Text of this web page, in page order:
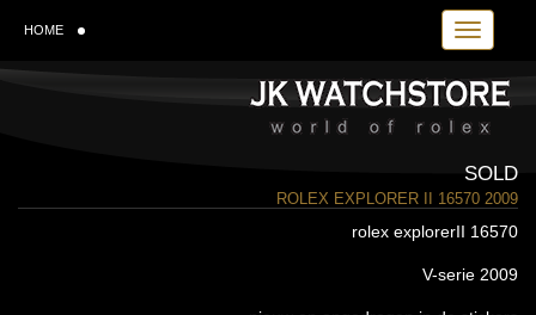
Toggle
HOME
SOLD
ROLEX EXPLORER II 16570 2009
rolex explorerII 16570
V-serie 2009